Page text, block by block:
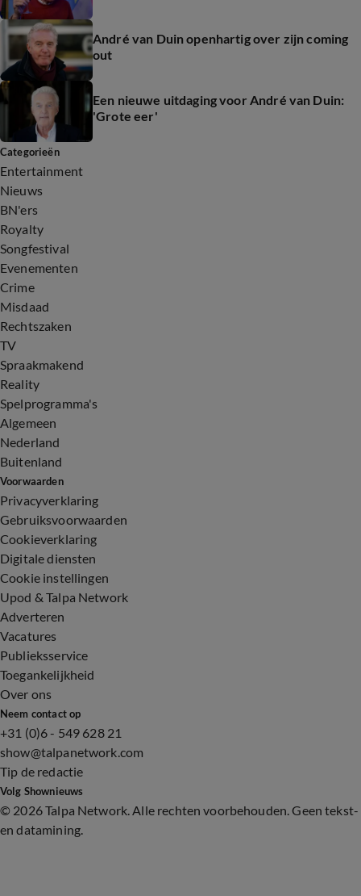
André van Duin openhartig over zijn coming
out
Een nieuwe uitdaging voor André van Duin:
'Grote eer'
Categorieën
Entertainment
Nieuws
BN'ers
Royalty
Songfestival
Evenementen
Crime
Misdaad
Rechtszaken
TV
Spraakmakend
Reality
Spelprogramma's
Algemeen
Nederland
Buitenland
Voorwaarden
Privacyverklaring
Gebruiksvoorwaarden
Cookieverklaring
Digitale diensten
Cookie instellingen
Upod & Talpa Network
Adverteren
Vacatures
Publieksservice
Toegankelijkheid
Over ons
Neem contact op
+31 (0)6 - 549 628 21
show@talpanetwork.com
Tip de redactie
Volg Shownieuws
© 2026 Talpa Network. Alle rechten voorbehouden. Geen tekst-
en datamining.